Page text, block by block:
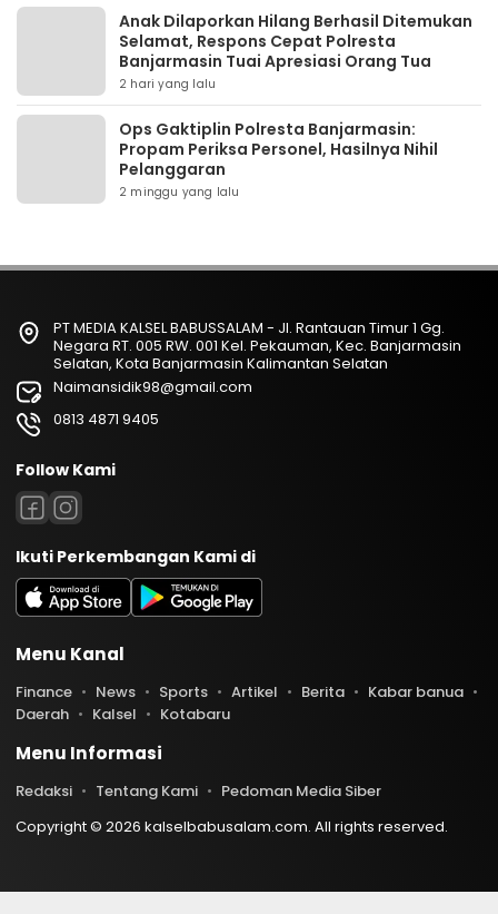
Anak Dilaporkan Hilang Berhasil Ditemukan
Selamat, Respons Cepat Polresta
Banjarmasin Tuai Apresiasi Orang Tua
2 hari yang lalu
Ops Gaktiplin Polresta Banjarmasin:
Propam Periksa Personel, Hasilnya Nihil
Pelanggaran
2 minggu yang lalu
PT MEDIA KALSEL BABUSSALAM - Jl. Rantauan Timur 1 Gg.
Negara RT. 005 RW. 001 Kel. Pekauman, Kec. Banjarmasin
Selatan, Kota Banjarmasin Kalimantan Selatan
Naimansidik98@gmail.com
0813 4871 9405
Follow Kami
Ikuti Perkembangan Kami di
Menu Kanal
Finance News Sports Artikel Berita
Kabar banua
Daerah
Kalsel Kotabaru
Menu Informasi
Redaksi Tentang Kami
Pedoman Media Siber
Copyright © 2026 kalselbabusalam.com. All rights reserved.